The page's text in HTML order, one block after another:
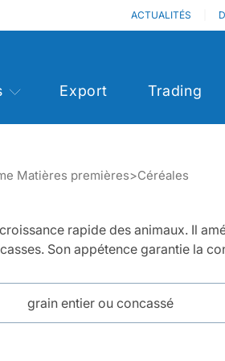
ACTUALITÉS
Export Trading
Matières premières>Céréales
rapide des animaux. Il
Son appétence garantie la
grain entier ou concassé